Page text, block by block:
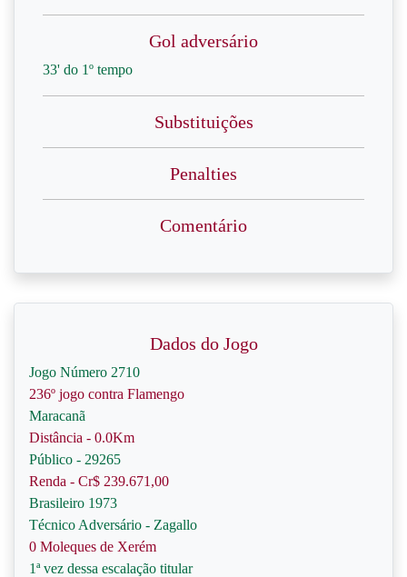
Gol adversário
33' do 1º tempo
Substituições
Penalties
Comentário
Dados do Jogo
Jogo Número 2710
236º jogo contra Flamengo
Maracanã
Distância - 0.0Km
Público - 29265
Renda - Cr$ 239.671,00
Brasileiro 1973
Técnico Adversário - Zagallo
0 Moleques de Xerém
1ª vez dessa escalação titular